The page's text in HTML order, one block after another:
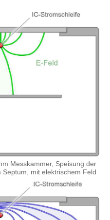
Messkammer, Speisung der
Septum, mit elektrischem Feld